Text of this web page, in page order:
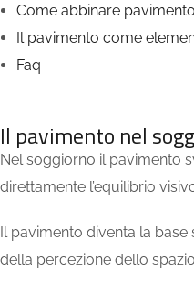
Come abbinare
Il pavimento come
Faq
Il pavimento nel
Nel soggiorno il pavimento
direttamente l’equilibrio
Il pavimento diventa la
della percezione dello